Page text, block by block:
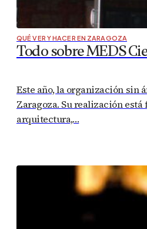
QUÉ VER Y HACER EN ZARAGOZA
Todo sobre MEDS
Este año, la organización sin
Zaragoza. Su realización está
arquitectura,…